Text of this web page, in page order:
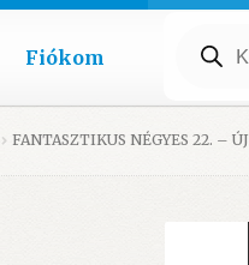
Fiókom search
FANTASZTIKUS NÉGYES 22. – ÚJ